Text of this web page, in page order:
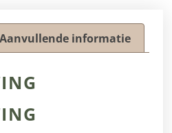
Aanvullende informatie